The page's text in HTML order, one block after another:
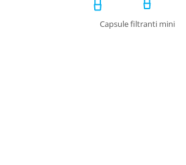
Capsule filtranti mini